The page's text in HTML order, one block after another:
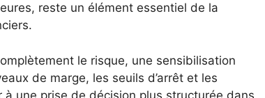
reste un élément essentiel de la
le risque, une sensibilisation
de marge, les seuils d’arrêt et les
une prise de décision plus structurée dans